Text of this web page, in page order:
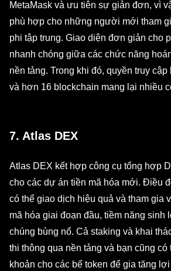
MetaMask và ưu tiên sự giản đơn, vì
phù hợp cho những người mới tham
phi tập trung. Giao diện đơn giản cho
nhanh chóng giữa các chức năng
nền tảng. Trong khi đó, quyền truy
và hơn 16 blockchain mang lại nhiều
7. Atlas DEX
Atlas DEX kết hợp công cụ tổng hợp
cho các dự án tiền mã hóa mới. Điều
có thể giao dịch hiệu quả và tham gia
mã hóa giai đoạn đầu, tiềm năng sinh
chúng bùng nổ. Cả staking và khai
thi thông qua nền tảng và bạn cũng có
khoản cho các bể token để gia tăng